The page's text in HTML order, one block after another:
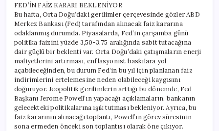
FED’İN FAİZ KARARI BEKLENİYOR
Bu hafta, Orta Doğu’daki gerilimler çerçevesinde gözler ABD
Merkez Bankası (Fed) tarafından alınacak faiz kararına
odaklanmış durumda. Piyasalarda, Fed’in çarşamba günü
politika faizini yüzde 3,50-3,75 aralığında sabit tutacağına
dair güçlü bir beklenti var. Orta Doğu’daki çatışmaların enerji
maliyetlerini artırması, enflasyonist baskılara yol
açabileceğinden, bu durum Fed’in bu yıl için planlanan faiz
indirimlerini ertelemesine neden olabileceği kaygısını
doğuruyor. Jeopolitik gerilimlerin arttığı bu dönemde, Fed
Başkanı Jerome Powell’ın yapacağı açıklamaların, bankanın
gelecekteki politikalarına ışık tutması bekleniyor. Ayrıca, bu
faiz kararının alınacağı toplantı, Powell’ın görev süresinin
sona ermeden önceki son toplantısı olarak öne çıkıyor.